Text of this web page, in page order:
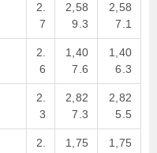
2.
7
2,58
9.3
2,58
7.1
2.
6
1,40
7.6
1,40
6.3
2.
3
2,82
7.3
2,82
5.5
2.
1,75
1,75